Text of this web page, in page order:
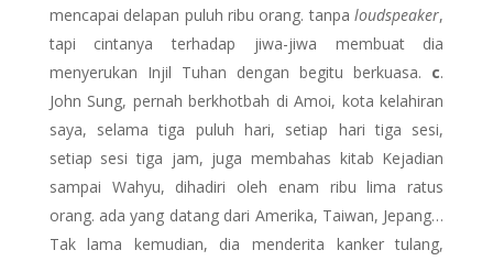
mencapai delapan puluh ribu orang. tanpaloudspeaker,
tapi cintanya terhadap jiwa-jiwa membuat dia
menyerukan Injil Tuhan dengan begitu berkuasa. c.
John Sung, pernah berkhotbah di Amoi, kota kelahiran
saya, selama tiga puluh hari, setiap hari tiga sesi,
setiap sesi tiga jam, juga membahas kitab Kejadian
sampai Wahyu, dihadiri oleh enam ribu lima ratus
orang. ada yang datang dari Amerika, Taiwan, Jepang…
Tak lama kemudian, dia menderita kanker tulang,